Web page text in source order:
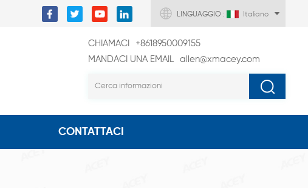
LINGUAGGIO : Italiano
CHIAMACI
+8618950009155
MANDACI UNA EMAIL
allen@xmacey.com
CONTATTACI